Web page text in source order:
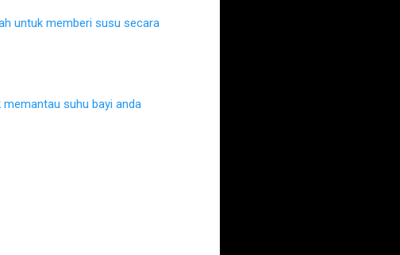
untuk memberi susu secara
suhu bayi anda